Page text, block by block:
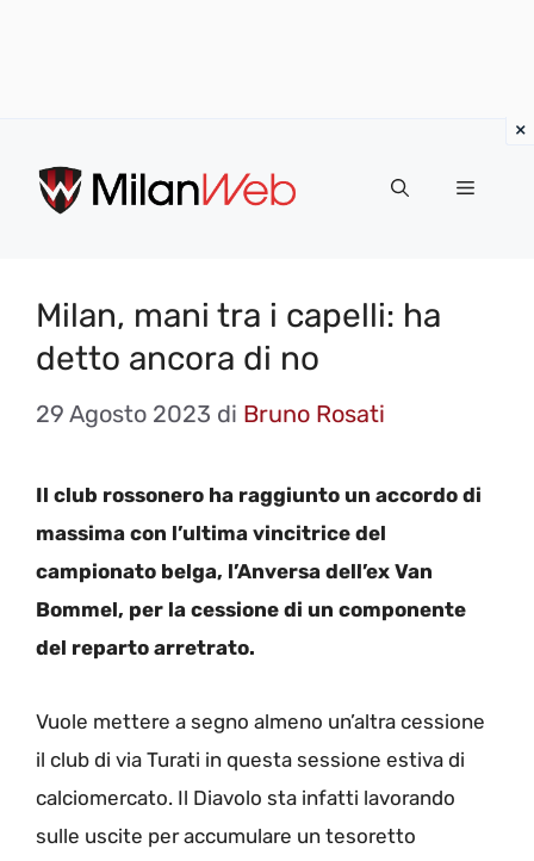
contenuto
MENU
Milan, mani tra i capelli: ha
detto ancora di no
29 Agosto 2023 di Bruno Rosati
Il club rossonero ha raggiunto un accordo di
massima con l’ultima vincitrice del
campionato belga, l’Anversa dell’ex Van
Bommel, per la cessione di un componente
del reparto arretrato.
Vuole mettere a segno almeno un’altra cessione
il club di via Turati in questa sessione estiva di
calciomercato. Il Diavolo sta infatti lavorando
sulle uscite per accumulare un tesoretto